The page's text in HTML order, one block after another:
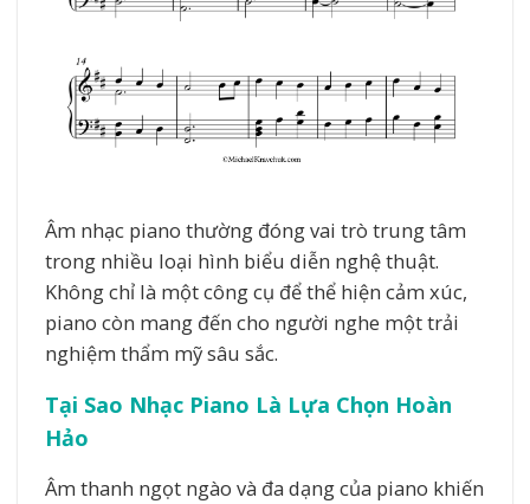
Âm nhạc piano thường đóng vai trò trung tâm
trong nhiều loại hình biểu diễn nghệ thuật.
Không chỉ là một công cụ để thể hiện cảm xúc,
piano còn mang đến cho người nghe một trải
nghiệm thẩm mỹ sâu sắc.
Tại Sao Nhạc Piano Là Lựa Chọn Hoàn
Hảo
Âm thanh ngọt ngào và đa dạng của piano khiến